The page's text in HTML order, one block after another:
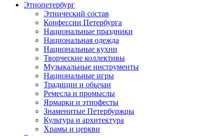
Этнопетербург
Этнический состав
Конфессии Петербурга
Национальные праздники
Национальная одежда
Национальные кухни
Творческие коллективы
Музыкальные инструменты
Национальные игры
Традиции и обычаи
Ремесла и промыслы
Ярмарки и этнофесты
Знаменитые Петербуржцы
Культура и архитектура
Храмы и церкви